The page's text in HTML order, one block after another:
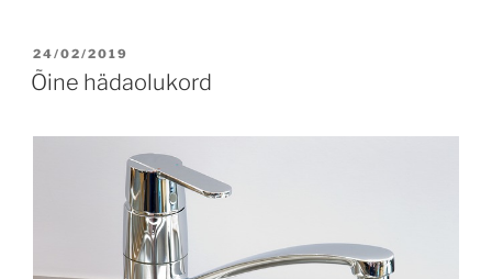
POSTED
ON
24/02/2019
Õine hädaolukord